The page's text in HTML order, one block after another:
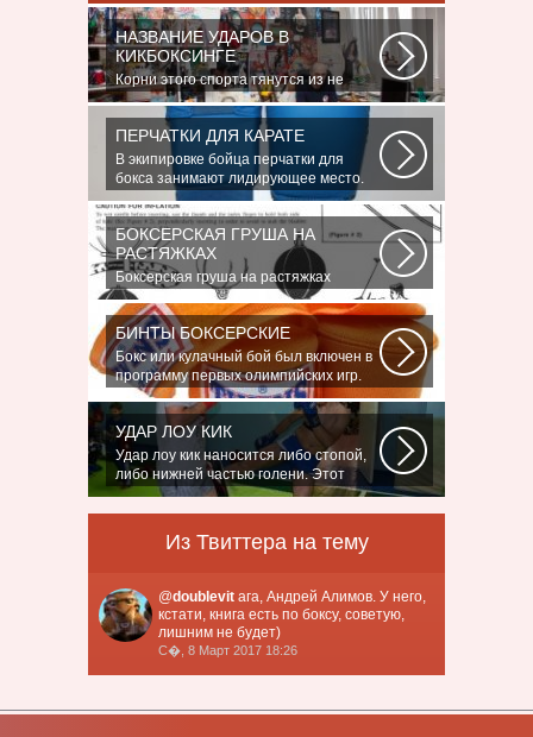
НАЗВАНИЕ УДАРОВ В
КИКБОКСИНГЕ
Корни этого спорта тянутся из не
столь далеких 60-70-х годов XX века.
Родина...
ПЕРЧАТКИ ДЛЯ КАРАТЕ
В экипировке бойца перчатки для
бокса занимают лидирующее место.
Нужны...
БОКСЕРСКАЯ ГРУША НА
РАСТЯЖКАХ
Боксерская груша на растяжках
является незаменимым атрибутом
практически...
БИНТЫ БОКСЕРСКИЕ
Бокс или кулачный бой был включен в
программу первых олимпийских игр.
На...
УДАР ЛОУ КИК
Удар лоу кик наносится либо стопой,
либо нижней частью голени. Этот
удар...
Из Твиттера на тему
@doublevit ага, Андрей Алимов. У него,
кстати, книга есть по боксу, советую,
лишним не будет)
С�, 8 Март 2017 18:26